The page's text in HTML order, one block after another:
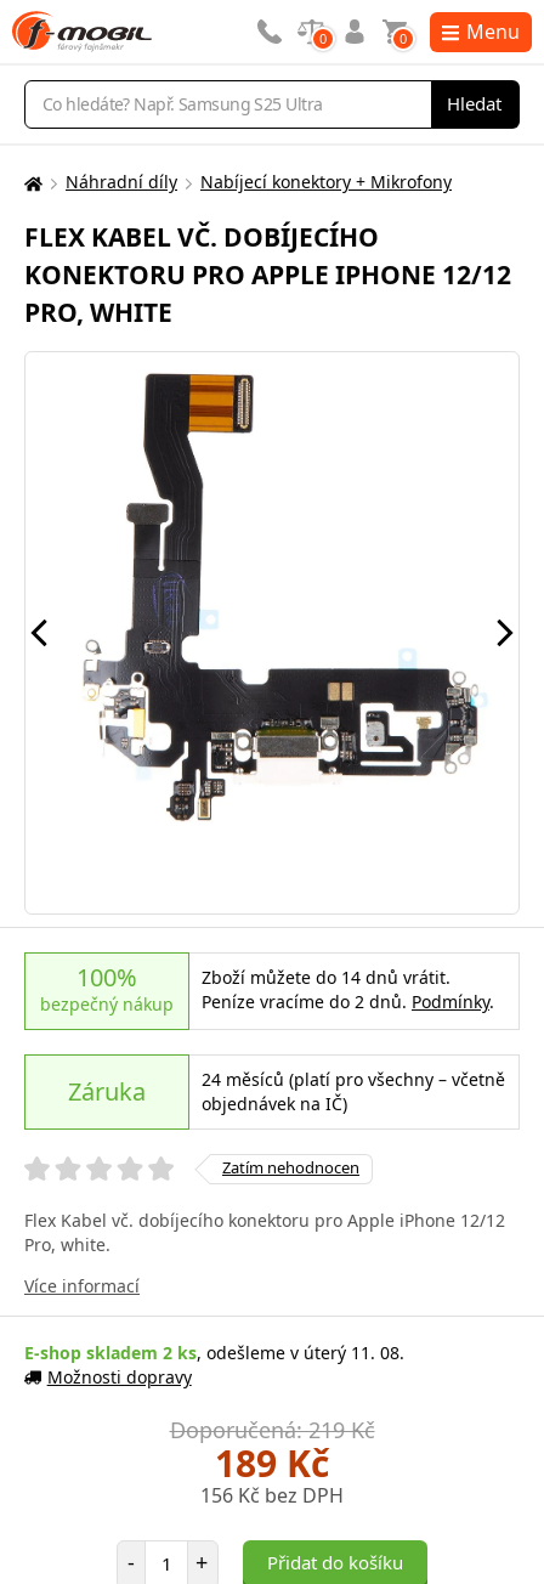
Vyhledávání
Hledat
0 0 Menu
Zde
nacházíte:
Náhradní díly Nabíjecí konektory + Mikrofony
FLEX KABEL VČ. DOBÍJECÍHO
KONEKTORU PRO APPLE IPHONE 12/12
PRO, WHITE
100%
bezpečný nákup
Zboží můžete do 14 dnů vrátit.
Peníze vracíme do 2 dnů. Podmínky.
Záruka
24 měsíců (platí pro všechny – včetně
objednávek na IČ)
Zatím nehodnocen
Flex Kabel vč. dobíjecího konektoru pro Apple iPhone 12/12
Pro, white.
Více informací
E-shop skladem 2 ks, odešleme v úterý 11. 08.
Možnosti dopravy
Doporučená: 219 Kč
189 Kč
156 Kč bez DPH
- Počet položek
+ Přidat do košíku